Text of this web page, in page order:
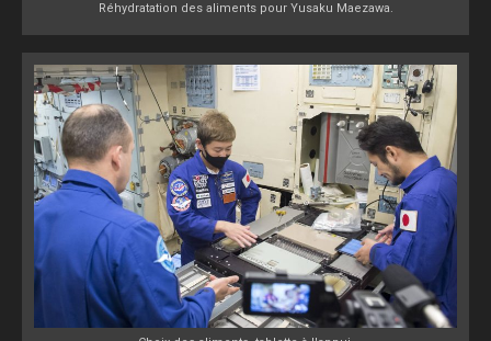
Réhydratation des aliments pour Yusaku Maezawa.